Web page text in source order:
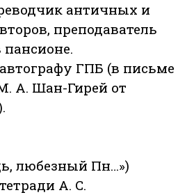
античных и
преподаватель
пансионе.
ГПБ (в письме
А. Шан-Гирей от
любезный Пн…»)
А. С.